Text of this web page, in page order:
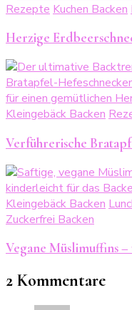
Rezepte Kuchen Backen
Herzige
Kleingebäck Backen
Verführerische
Kleingebäck Backen
Zuckerfrei Backen
Vegane Müslimuffins
2 Kommentare